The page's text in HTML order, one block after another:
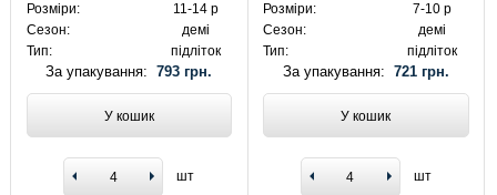
Розміри:
11-14 р
Сезон:
демі
Тип:
підліток
За упакування:793 грн.
У кошик
шт
Розміри:
7-10 р
Сезон:
демі
Тип:
підліток
За упакування: 721 грн.
У кошик
шт